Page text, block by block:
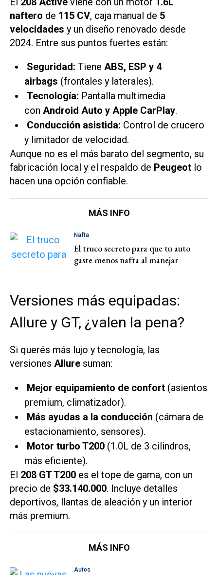
naftero de 115 CV, caja manual de 5
velocidades y un diseño renovado desde
2024. Entre sus puntos fuertes están:
Seguridad: Tiene ABS, ESP y 4
airbags (frontales y laterales).
Tecnología: Pantalla multimedia
con Android Auto y Apple CarPlay.
Conducción asistida: Control de crucero
y limitador de velocidad.
Aunque no es el más barato del segmento, su
fabricación local y el respaldo de Peugeot lo
hacen una opción confiable.
MÁS INFO
Nafta
El truco secreto para que tu auto
gaste menos nafta al manejar
Versiones más equipadas:
Allure y GT, ¿valen la pena?
Si querés más lujo y tecnología, las
versiones Allure suman:
Mejor equipamiento de confort (asientos
premium, climatizador).
Más ayudas a la conducción (cámara de
estacionamiento, sensores).
Motor turbo T200 (1.0L de 3 cilindros,
más eficiente).
El 208 GT T200 es el tope de gama, con un
precio de $33.140.000. Incluye detalles
deportivos, llantas de aleación y un interior
más premium.
MÁS INFO
Autos